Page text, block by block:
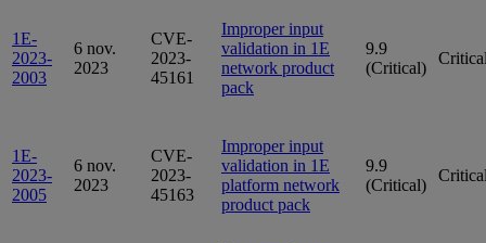
1E-
2023-
2003
6 nov.
2023
CVE-
2023-
45161
Improper input
validation in 1E
network product
pack
9.9
(Critical)
1E-
2023-
2005
6 nov.
2023
CVE-
2023-
45163
Improper input
validation in 1E
platform network
product pack
9.9
(Critical)